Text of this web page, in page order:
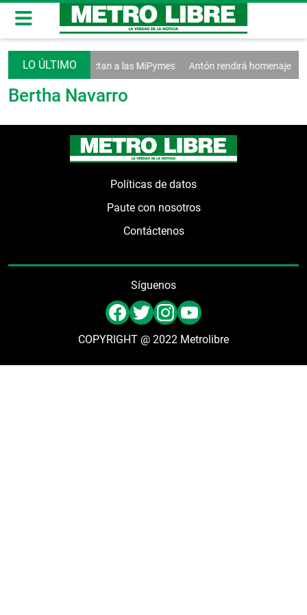
en las ventas afectan a las MiPymes Antón rendirá homenaje a
Bertha Navarro
Políticas de datos
Paute con nosotros
Contáctenos
Síguenos
COPYRIGHT @ 2022 Metrolibre